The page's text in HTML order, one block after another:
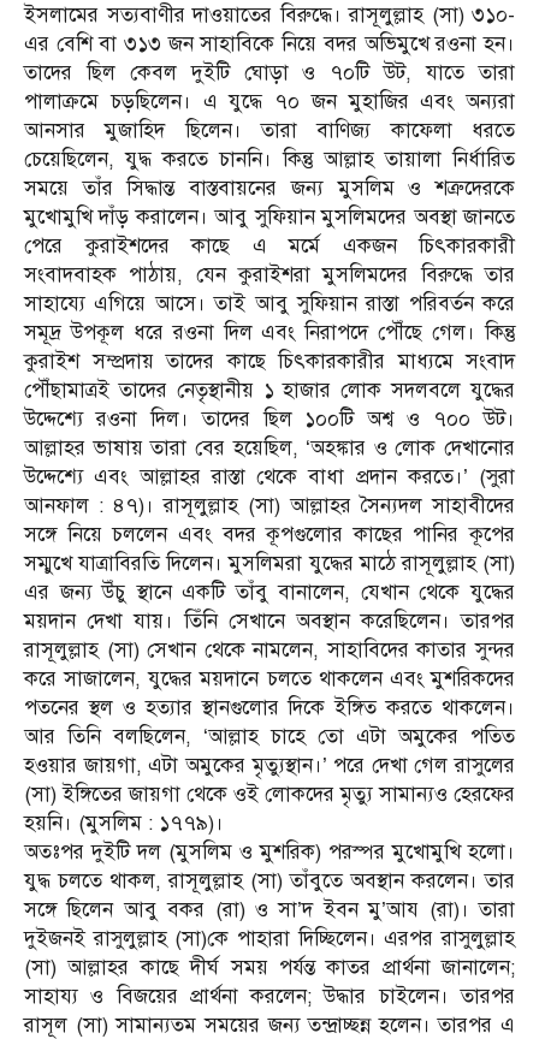
ইসলামের সত্যবাণীর দাওয়াতের বিরুদ্ধে। রাসূলুল্লাহ (সা) ৩১০-
এর বেশি বা ৩১৩ জন সাহাবিকে নিয়ে বদর অভিমুখে রওনা হন।
তাদের ছিল কেবল দুইটি ঘোড়া ও ৭০টি উট, যাতে তারা
পালাক্রমে চড়ছিলেন। এ যুদ্ধে ৭০ জন মুহাজির এবং অন্যরা
আনসার মুজাহিদ ছিলেন। তারা বাণিজ্য কাফেলা ধরতে
চেয়েছিলেন, যুদ্ধ করতে চাননি। কিন্তু আল্লাহ তায়ালা নির্ধারিত
সময়ে তাঁর সিদ্ধান্ত বাস্তবায়নের জন্য মুসলিম ও শত্রুদেরকে
মুখোমুখি দাঁড় করালেন। আবু সুফিয়ান মুসলিমদের অবস্থা জানতে
পেরে কুরাইশদের কাছে এ মর্মে একজন চিৎকারকারী
সংবাদবাহক পাঠায়, যেন কুরাইশরা মুসলিমদের বিরুদ্ধে তার
সাহায্যে এগিয়ে আসে। তাই আবু সুফিয়ান রাস্তা পরিবর্তন করে
সমূদ্র উপকূল ধরে রওনা দিল এবং নিরাপদে পৌঁছে গেল। কিন্তু
কুরাইশ সম্প্রদায় তাদের কাছে চিৎকারকারীর মাধ্যমে সংবাদ
পৌঁছামাত্রই তাদের নেতৃস্থানীয় ১ হাজার লোক সদলবলে যুদ্ধের
উদ্দেশ্যে রওনা দিল। তাদের ছিল ১০০টি অশ্ব ও ৭০০ উট।
আল্লাহর ভাষায় তারা বের হয়েছিল, ‘অহঙ্কার ও লোক দেখানোর
উদ্দেশ্যে এবং আল্লাহর রাস্তা থেকে বাধা প্রদান করতে।’ (সুরা
আনফাল : ৪৭)। রাসূলুল্লাহ (সা) আল্লাহর সৈন্যদল সাহাবীদের
সঙ্গে নিয়ে চললেন এবং বদর কূপগুলোর কাছের পানির কূপের
সম্মুখে যাত্রাবিরতি দিলেন। মুসলিমরা যুদ্ধের মাঠে রাসূলুল্লাহ (সা)
এর জন্য উঁচু স্থানে একটি তাঁবু বানালেন, যেখান থেকে যুদ্ধের
ময়দান দেখা যায়। তিঁনি সেখানে অবস্থান করেছিলেন। তারপর
রাসূলুল্লাহ (সা) সেখান থেকে নামলেন, সাহাবিদের কাতার সুন্দর
করে সাজালেন, যুদ্ধের ময়দানে চলতে থাকলেন এবং মুশরিকদের
পতনের স্থল ও হত্যার স্থানগুলোর দিকে ইঙ্গিত করতে থাকলেন।
আর তিনি বলছিলেন, ‘আল্লাহ চাহে তো এটা অমুকের পতিত
হওয়ার জায়গা, এটা অমুকের মৃত্যুস্থান।’ পরে দেখা গেল রাসুলের
(সা) ইঙ্গিতের জায়গা থেকে ওই লোকদের মৃত্যু সামান্যও হেরফের
হয়নি। (মুসলিম : ১৭৭৯)।
অতঃপর দুইটি দল (মুসলিম ও মুশরিক) পরস্পর মুখোমুখি হলো।
যুদ্ধ চলতে থাকল, রাসূলুল্লাহ (সা) তাঁবুতে অবস্থান করলেন। তার
সঙ্গে ছিলেন আবু বকর (রা) ও সা’দ ইবন মু’আয (রা)। তারা
দুইজনই রাসুলুল্লাহ (সা)কে পাহারা দিচ্ছিলেন। এরপর রাসুলুল্লাহ
(সা) আল্লাহর কাছে দীর্ঘ সময় পর্যন্ত কাতর প্রার্থনা জানালেন;
সাহায্য ও বিজয়ের প্রার্থনা করলেন; উদ্ধার চাইলেন। তারপর
রাসূল (সা) সামান্যতম সময়ের জন্য তন্দ্রাচ্ছন্ন হলেন। তারপর এ